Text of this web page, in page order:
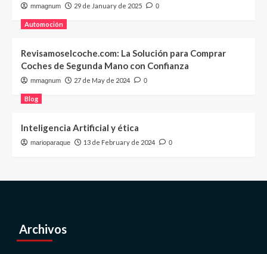
mmagnum 29 de January de 2025 0
Automoción
Revisamoselcoche.com: La Solución para Comprar
Coches de Segunda Mano con Confianza
mmagnum 27 de May de 2024 0
Blog
Inteligencia Artificial y ética
marioparaque 13 de February de 2024 0
Archivos